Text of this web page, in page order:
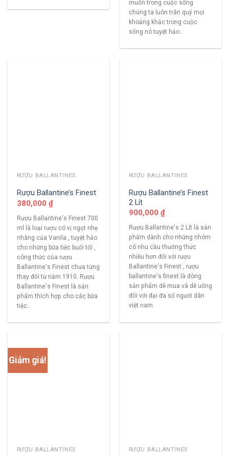
muốn trong cuộc sống
chúng ta luôn trân quý mọi
khoảng khắc trong cuộc
sống nó tuyệt hảo..
RƯỢU BALLANTINES
Rượu Ballantine’s Finest
380,000 ₫
Rượu Ballantine's Finest 700
ml là loại rượu có vị ngọt nhẹ
nhàng của Vanila , tuyệt hảo
cho những bữa tiệc buổi tối ,
công thức của rượu
Ballantine's Finest chưa từng
thay đổi từ năm 1910. Rượu
Ballantine's Finest là sản
phẩm thích hợp cho các bữa
tiệc..
RƯỢU BALLANTINES
Rượu Ballantine’s Finest
2 Lít
900,000 ₫
Rượu Ballantine's 2 Lít là sản
phẩm dành cho những nhóm
có nhu cầu thưởng thức
nhiều hơn đối với rượu
Ballantine's Finest , rượu
ballantine's finest là dòng
sản phẩm dễ mua và dễ uống
đối với đại đa số người dân
việt nam
Giảm giá!
RƯỢU BALLANTINES RƯỢU BALLANTINES